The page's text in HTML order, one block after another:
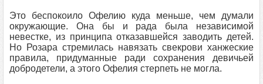
Это беспокоило Офелию куда меньше, чем думали
окружающие. Она бы и рада была независимой
невестке, из принципа отказавшейся заводить детей.
Но Розара стремилась навязать свекрови ханжеские
правила, придуманные ради сохранения девичьей
добродетели, а этого Офелия стерпеть не могла.